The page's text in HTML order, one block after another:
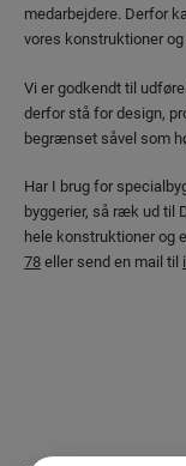
medarbejdere. Derfor
vores konstruktioner
Vi er godkendt til
derfor stå for design,
begrænset såvel som
Har I brug for
byggerier, så ræk ud til
hele konstruktioner og
78eller send en mail til